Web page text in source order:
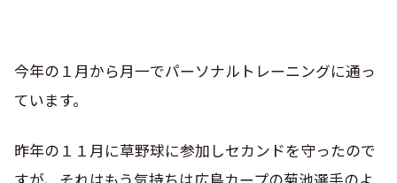
今年の１月から月一でパーソナルトレーニングに通っ
ています。
昨年の１１月に草野球に参加しセカンドを守ったので